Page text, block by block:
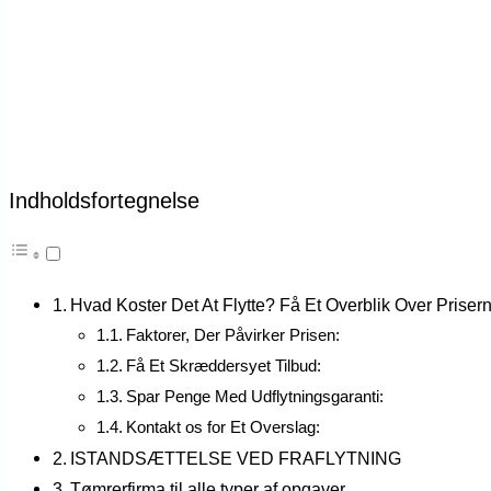
Indholdsfortegnelse
Hvad Koster Det At Flytte? Få Et Overblik Over
Faktorer, Der Påvirker Prisen:
Få Et Skræddersyet Tilbud:
Spar Penge Med Udflytningsgaranti:
Kontakt os for Et Overslag:
ISTANDSÆTTELSE VED FRAFLYTNING